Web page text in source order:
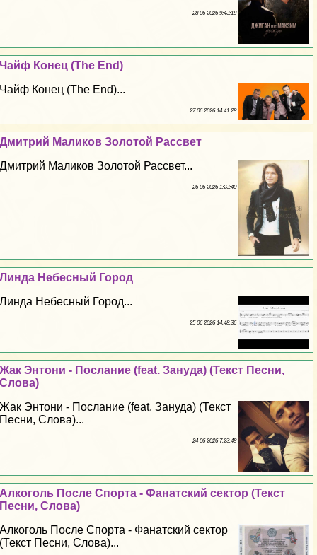
28 06 2026 9:43:18
Чайф Конец (The End)
Чайф Конец (The End)...
27 06 2026 14:41:28
Дмитрий Маликов Золотой Рассвет
Дмитрий Маликов Золотой Рассвет...
26 06 2026 1:23:40
Линда Небесный Город
Линда Небесный Город...
25 06 2026 14:48:36
Жак Энтони - Послание (feat. Зануда) (Текст Песни,
Слова)
Жак Энтони - Послание (feat. Зануда) (Текст
Песни, Слова)...
24 06 2026 7:23:48
Алкоголь После Спорта - Фанатский сектор (Текст
Песни, Слова)
Алкоголь После Спорта - Фанатский сектор
(Текст Песни, Слова)...